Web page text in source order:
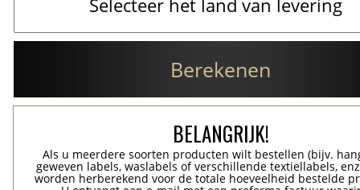
Berekenen
BELANGRIJK!
Als u meerdere soorten producten wilt bestellen (bijv.
geweven labels, waslabels of verschillende textiellabels,
worden herberekend voor de totale hoeveelheid bestelde